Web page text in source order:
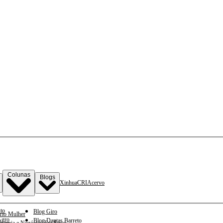
Colunas
Mulher
Blogs
Blog Giro
Blog Dantas Barreto
XinhuaCRIAcervo